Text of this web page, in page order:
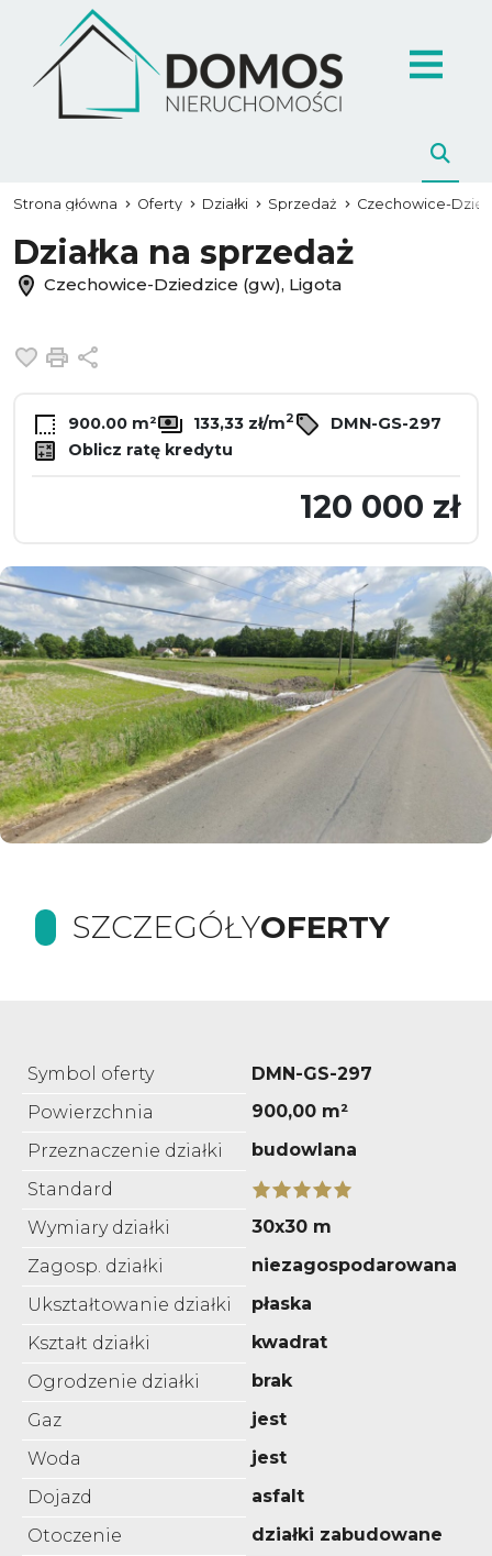
Strona główna Oferty Działki Sprzedaż Czechowice-
Działka na sprzedaż
Czechowice-Dziedzice (gw), Ligota
Dodaj do ulubionych
Drukuj
900.00 m² 133,33 zł/m2
DMN-GS-297
Oblicz ratę kredytu
120 000 zł
SZCZEGÓŁYOFERTY
Symbol oferty
DMN-GS-297
Powierzchnia
900,00 m²
Przeznaczenie działki
budowlana
Standard
Wymiary działki
30x30 m
Zagosp. działki
niezagospodarowana
Ukształtowanie działki
płaska
Kształt działki
kwadrat
Ogrodzenie działki
brak
Gaz
jest
Woda
jest
Dojazd
asfalt
Otoczenie
działki zabudowane